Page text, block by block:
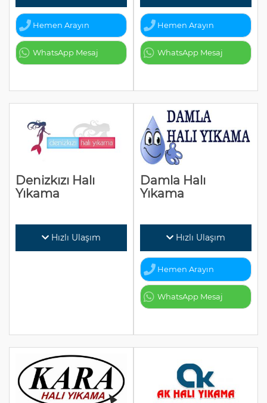
Hemen Arayın
WhatsApp Mesaj
Hemen Arayın
WhatsApp Mesaj
Denizkızı Halı
Yıkama
Hızlı Ulaşım
Damla Halı
Yıkama
Hızlı Ulaşım
Hemen Arayın
WhatsApp Mesaj